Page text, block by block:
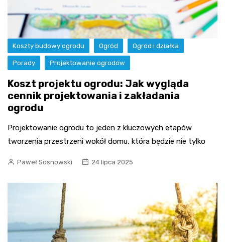
Koszty budowy ogrodu Ogród Ogród i działka
Porady Projektowanie ogrodów
Koszt projektu ogrodu: Jak wygląda
cennik projektowania i zakładania
ogrodu
Projektowanie ogrodu to jeden z kluczowych etapów
tworzenia przestrzeni wokół domu, która będzie nie tylko
Paweł Sosnowski 24 lipca 2025